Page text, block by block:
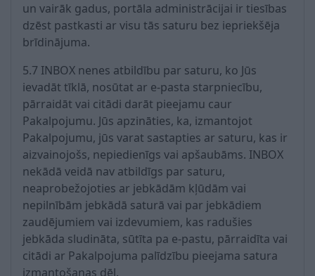
un vairāk gadus, portāla administrācijai ir tiesības
dzēst pastkasti ar visu tās saturu bez iepriekšēja
brīdinājuma.
5.7 INBOX nenes atbildību par saturu, ko Jūs
ievadāt tīklā, nosūtat ar e-pasta starpniecību,
pārraidāt vai citādi darāt pieejamu caur
Pakalpojumu. Jūs apzināties, ka, izmantojot
Pakalpojumu, jūs varat sastapties ar saturu, kas ir
aizvainojošs, nepiedienīgs vai apšaubāms. INBOX
nekādā veidā nav atbildīgs par saturu,
neaprobežojoties ar jebkādām kļūdām vai
nepilnībām jebkādā saturā vai par jebkādiem
zaudējumiem vai izdevumiem, kas radušies
jebkāda sludināta, sūtīta pa e-pastu, pārraidīta vai
citādi ar Pakalpojuma palīdzību pieejama satura
izmantošanas dēļ.